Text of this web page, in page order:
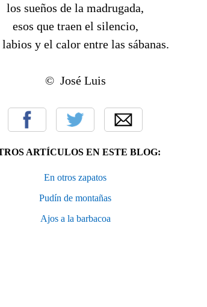
los sueños de la madrugada,
esos que traen el silencio,
y el calor entre las sábanas.
© José Luis
ARTÍCULOS EN ESTE BLOG:
En otros zapatos
Pudín de montañas
Ajos a la barbacoa